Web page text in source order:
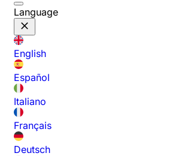
Language
English
Español
Italiano
Français
Deutsch